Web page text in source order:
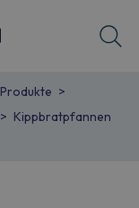
Produkte
Kippbratpfannen